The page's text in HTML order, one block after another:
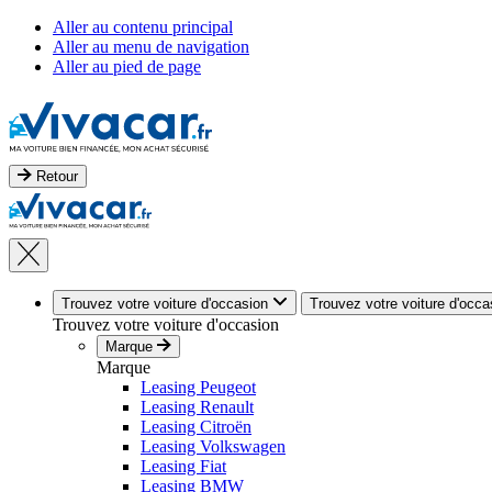
Aller au contenu principal
Aller au menu de navigation
Aller au pied de page
Retour
Trouvez votre voiture d'occasion Trouvez votre voiture
Trouvez votre voiture d'occasion
Marque
Marque
Leasing Peugeot
Leasing Renault
Leasing Citroën
Leasing Volkswagen
Leasing Fiat
Leasing BMW